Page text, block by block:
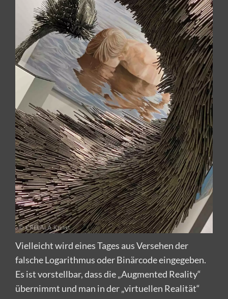
Vielleicht wird eines Tages aus Versehen der
falsche Logarithmus oder Binärcode eingegeben.
Es ist vorstellbar, dass die „Augmented Reality“
übernimmt und man in der „virtuellen Realität“